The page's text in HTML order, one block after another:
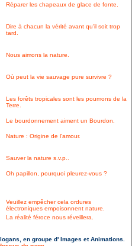
Réparer les chapeaux de glace de fonte.
Dire à chacun la vérité avant qu'il soit trop
tard.
Nous aimons la nature.
Où peut la vie sauvage pure survivre ?
Les forêts tropicales sont les poumons de la
Terre.
Le bourdonnement aiment un Bourdon.
Nature : Origine de l'amour.
Sauver la nature s.v.p..
Oh papillon, pourquoi pleurez-vous ?
Veuillez empêcher cela ordures
électroniques empoisonnent nature.
La réalité féroce nous réveillera.
en groupe d' Images et Animations.